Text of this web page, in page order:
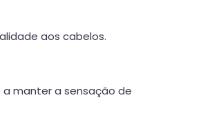
aos cabelos.
a manter a sensação de